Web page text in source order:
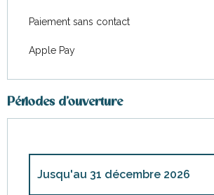
Paiement sans contact
Apple Pay
Périodes d'ouverture
Jusqu'au 31 décembre 2026